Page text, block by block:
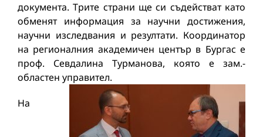
документа. Трите страни ще си съдействат като
обменят информация за научни достижения,
научни изследвания и резултати. Координатор
на регионалния академичен център в Бургас е
проф. Севдалина Турманова, която е зам.-
областен управител.
На